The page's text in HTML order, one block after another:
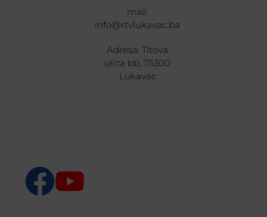
mail:
info@rtvlukavac.ba
Adresa: Titova
ulica bb, 75300
Lukavac